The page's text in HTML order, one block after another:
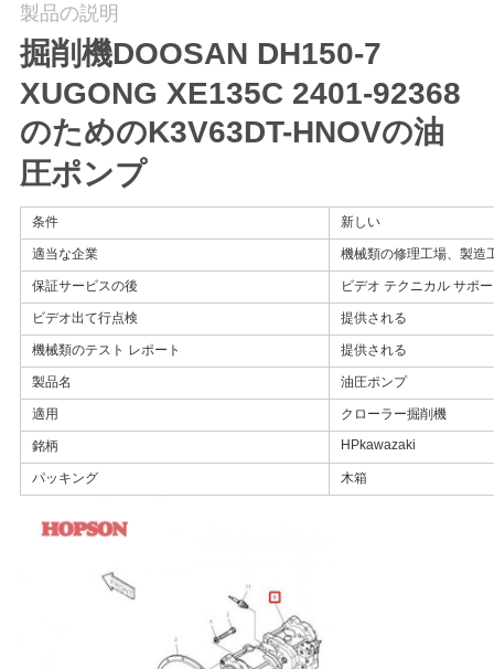
管
理
私
達
に
連
絡
し
な
さ
い
製品の説明
掘削機DOOSAN DH150-7
XUGONG XE135C 2401-92368
のためのK3V63DT-HNOVの油
圧ポンプ
条件 新しい
適当な企業 機械類の修理工場、製造
保証サービスの後 ビデオ テクニカル サポ
ビデオ出て行点検 提供される
機械類のテスト レポート 提供される
製品名 油圧ポンプ
適用 クローラー掘削機
銘柄 HPkawazaki
パッキング 木箱